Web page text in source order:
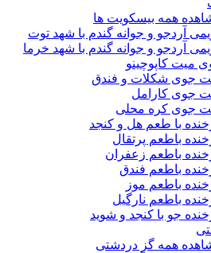
همه بیسکویت ها
آردجو و جوانه گندم با شهد توت
آردجو و جوانه گندم با شهد خرما
میت کاپوچینو
جوی شکلات و فندق
جوی کارامل
جوی کره محلی
با طعم هل و کنجد
باطعم پرتقال
باطعم زعفران
باطعم فندق
باطعم موز
باطعم نارگیل
جو با کنجد و شوید
همه گز دردشتی